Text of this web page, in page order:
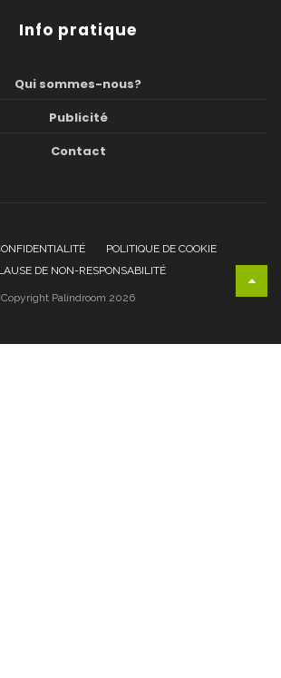
Info pratique
Qui sommes-nous?
Publicité
Contact
POLITIQUE DE COOKIE
DE NON-RESPONSABILITÉ
Palindroom 2026